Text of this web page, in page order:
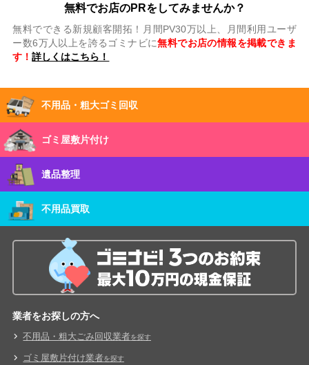
無料でお店のPRをしてみませんか？
無料でできる新規顧客開拓！月間PV30万以上、月間利用ユーザ
ー数6万人以上を誇るゴミナビに無料でお店の情報を掲載できま
す！詳しくはこちら！
不用品・粗大ゴミ回収
ゴミ屋敷片付け
遺品整理
不用品買取
業者をお探しの方へ
不用品・粗大ごみ回収業者を探す
ゴミ屋敷片付け業者を探す